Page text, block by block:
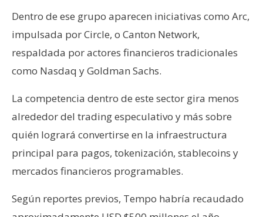
Dentro de ese grupo aparecen iniciativas como Arc,
impulsada por Circle, o Canton Network,
respaldada por actores financieros tradicionales
como Nasdaq y Goldman Sachs.
La competencia dentro de este sector gira menos
alrededor del trading especulativo y más sobre
quién logrará convertirse en la infraestructura
principal para pagos, tokenización, stablecoins y
mercados financieros programables.
Según reportes previos, Tempo habría recaudado